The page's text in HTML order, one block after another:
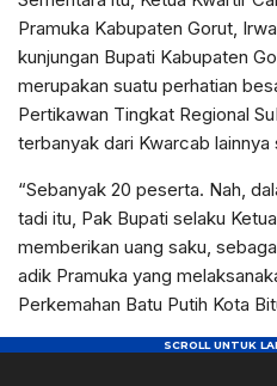
Pramuka Kabupaten Gorut,
kunjungan Bupati Kabupaten
merupakan suatu perhatian
Pertikawan Tingkat Regional
terbanyak dari Kwarcab
“Sebanyak 20 peserta. Nah,
tadi itu, Pak Bupati selaku
memberikan uang saku,
adik Pramuka yang
Perkemahan Batu Putih Kota